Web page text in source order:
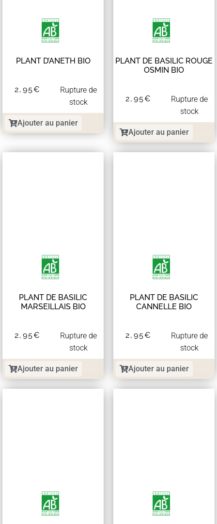
PLANT D’ANETH BIO
2,95€
Rupture de
stock
Ajouter au panier
PLANT DE BASILIC ROUGE
OSMIN BIO
2,95€
Rupture de
stock
Ajouter au panier
PLANT DE BASILIC
MARSEILLAIS BIO
2,95€
Rupture de
stock
Ajouter au panier
PLANT DE BASILIC
CANNELLE BIO
2,95€
Rupture de
stock
Ajouter au panier